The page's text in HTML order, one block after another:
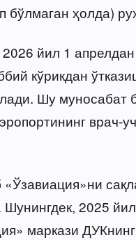
бўлмаган ҳолда)
йил 1
кўрикдан
Шу
врач-
2025
маркази